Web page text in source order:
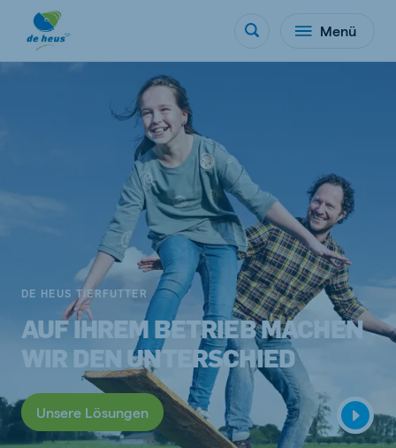
Menü
DE HEUS TIERFUTTER
AUF IHREM BETRIEB MACHEN
WIR DEN UNTERSCHIED
Unsere Lösungen